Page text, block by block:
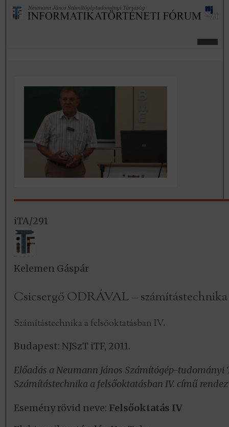
iTA/291
Kelemen Gáspár
Csicsergő ODRÁVAL –
Számítástechnika a felsőoktatásban IV.
Budapest: NJSzT iTF, 2011.
Előadás a Neumann János Számítógép-
Számítástechnika a felsőoktatásban IV. című
Esemény rövid neve: Felsőoktatás IV